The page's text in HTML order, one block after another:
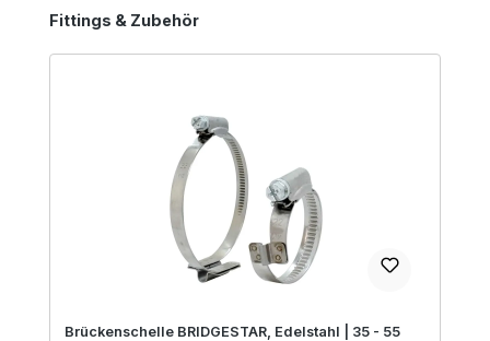
Produktgalerie überspringen
Fittings & Zubehör
Brückenschelle BRIDGESTAR, Edelstahl | 35 - 55